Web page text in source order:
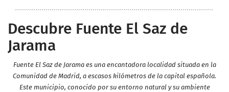
Descubre Fuente El Saz de
Jarama
Fuente El Saz de Jarama es una encantadora localidad situada en la
Comunidad de Madrid, a escasos kilómetros de la capital española.
Este municipio, conocido por su entorno natural y su ambiente